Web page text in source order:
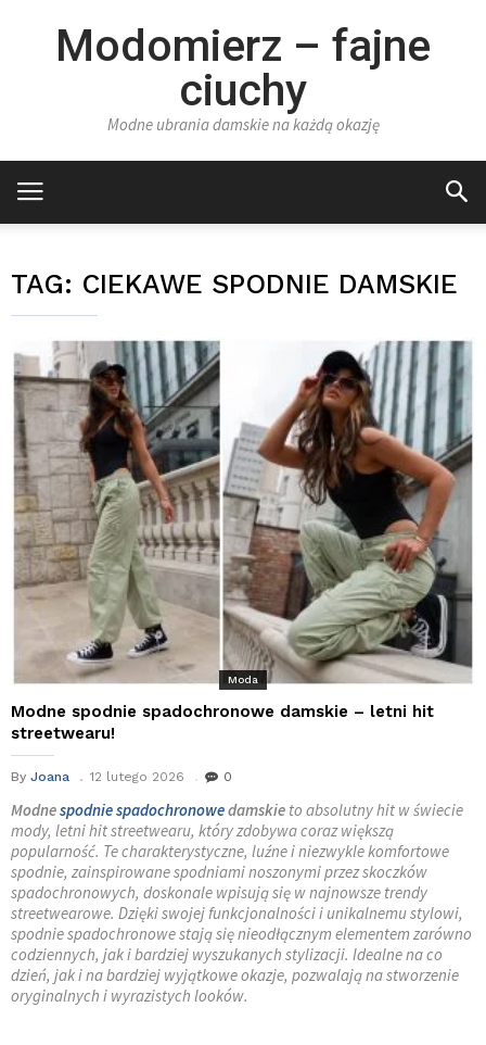
Modomierz – fajne
ciuchy
Modne ubrania damskie na każdą okazję
TAG: CIEKAWE SPODNIE DAMSKIE
Moda
Modne spodnie spadochronowe damskie – letni hit
streetwearu!
By Joana 12 lutego 2026 0
Modnespodnie spadochronowedamskie to absolutny hit w świecie
mody, letni hit streetwearu, który zdobywa coraz większą
popularność. Te charakterystyczne, luźne i niezwykle komfortowe
spodnie, zainspirowane spodniami noszonymi przez skoczków
spadochronowych, doskonale wpisują się w najnowsze trendy
streetwearowe. Dzięki swojej funkcjonalności i unikalnemu stylowi,
spodnie spadochronowe stają się nieodłącznym elementem zarówno
codziennych, jak i bardziej wyszukanych stylizacji. Idealne na co
dzień, jak i na bardziej wyjątkowe okazje, pozwalają na stworzenie
oryginalnych i wyrazistych looków.